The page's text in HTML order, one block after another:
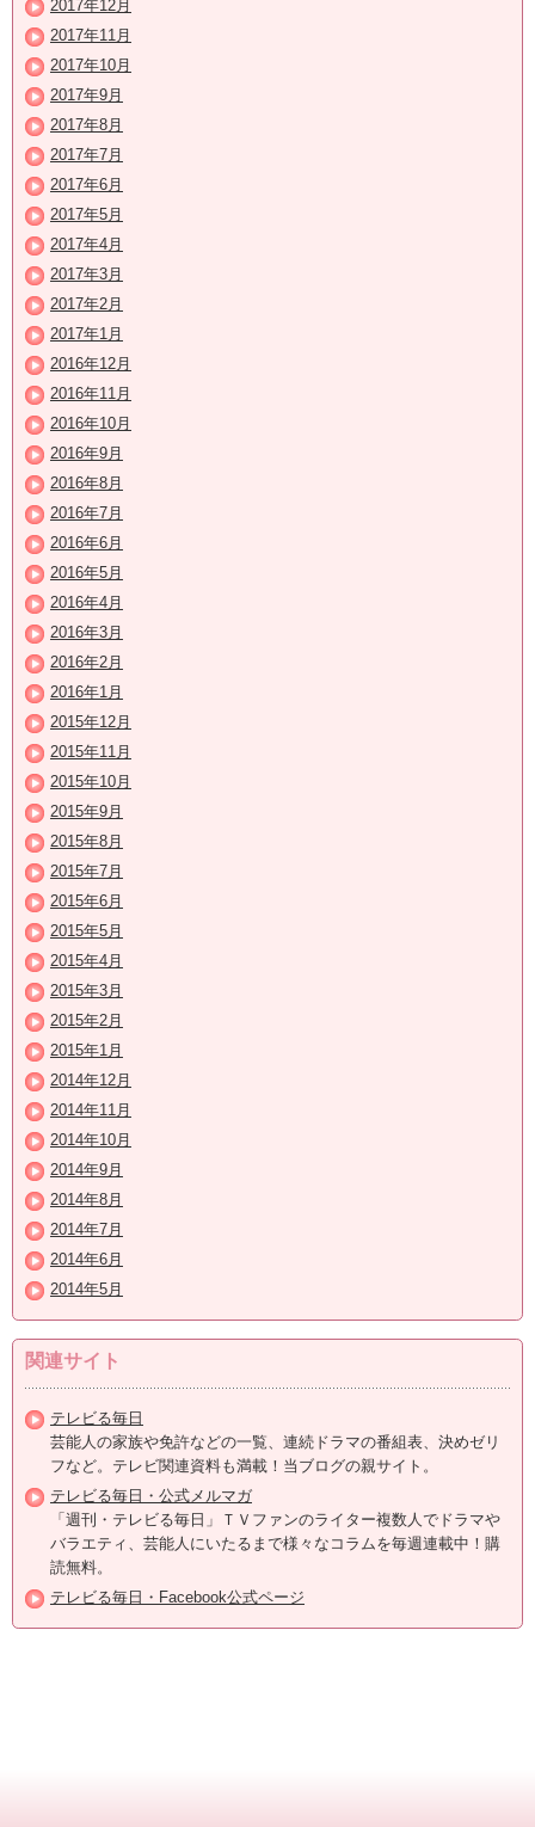
2017年12月
2017年11月
2017年10月
2017年9月
2017年8月
2017年7月
2017年6月
2017年5月
2017年4月
2017年3月
2017年2月
2017年1月
2016年12月
2016年11月
2016年10月
2016年9月
2016年8月
2016年7月
2016年6月
2016年5月
2016年4月
2016年3月
2016年2月
2016年1月
2015年12月
2015年11月
2015年10月
2015年9月
2015年8月
2015年7月
2015年6月
2015年5月
2015年4月
2015年3月
2015年2月
2015年1月
2014年12月
2014年11月
2014年10月
2014年9月
2014年8月
2014年7月
2014年6月
2014年5月
関連サイト
テレビる毎日
芸能人の家族や免許などの一覧、連続ドラマの番組表、決めゼリ
フなど。テレビ関連資料も満載！当ブログの親サイト。
テレビる毎日・公式メルマガ
「週刊・テレビる毎日」ＴＶファンのライター複数人でドラマや
バラエティ、芸能人にいたるまで様々なコラムを毎週連載中！購
読無料。
テレビる毎日・Facebook公式ページ